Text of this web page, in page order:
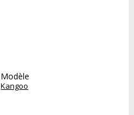
Modèle
Kangoo